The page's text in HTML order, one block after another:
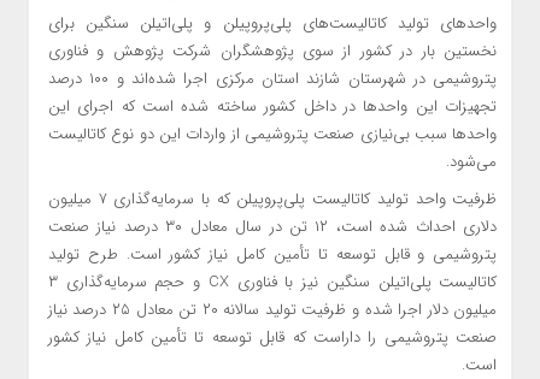
واحدهای تولید کاتالیست‌های پلی‌پروپیلن و پلی‌اتیلن سنگین برای
نخستین بار در کشور از سوی پژوهشگران شرکت پژوهش و فناوری
پتروشیمی در شهرستان شازند استان مرکزی اجرا شده‌اند و ۱۰۰ درصد
تجهیزات این واحدها در داخل کشور ساخته شده است که اجرای این
واحدها سبب بی‌نیازی صنعت پتروشیمی از واردات این دو نوع کاتالیست
می‌شود.
ظرفیت واحد تولید کاتالیست پلی‌پروپیلن که با سرمایه‌گذاری ۷ میلیون
دلاری احداث شده است، ۱۲ تن در سال معادل ۳۰ درصد نیاز صنعت
پتروشیمی و قابل توسعه تا تأمین کامل نیاز کشور است. طرح تولید
کاتالیست پلی‌اتیلن سنگین نیز با فناوری CX و حجم سرمایه‌گذاری ۳
میلیون دلار اجرا شده و ظرفیت تولید سالانه ۲۰ تن معادل ۲۵ درصد نیاز
صنعت پتروشیمی را داراست که قابل توسعه تا تأمین کامل نیاز کشور
است.